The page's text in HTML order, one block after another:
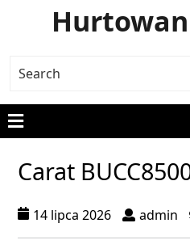
Carat
14 lipca 2026 admin